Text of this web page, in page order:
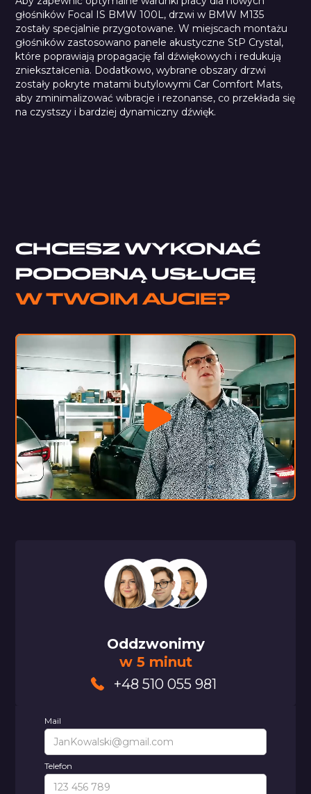
głośników Focal IS BMW 100L, drzwi w BMW M135
zostały specjalnie przygotowane. W miejscach montażu
głośników zastosowano panele akustyczne StP Crystal,
które poprawiają propagację fal dźwiękowych i redukują
zniekształcenia. Dodatkowo, wybrane obszary drzwi
zostały pokryte matami butylowymi Car Comfort Mats,
aby zminimalizować wibracje i rezonanse, co przekłada się
na czystszy i bardziej dynamiczny dźwięk.
CHCESZ WYKONAĆ
PODOBNĄ USŁUGĘ
W TWOIM AUCIE?
Oddzwonimy
w 5 minut
+48 510 055 981
Mail
Telefon